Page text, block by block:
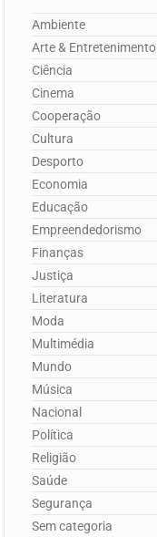
Ambiente
Arte & Entretenimento
Ciência
Cinema
Cooperação
Cultura
Desporto
Economia
Educação
Empreendedorismo
Finanças
Justiça
Literatura
Moda
Multimédia
Mundo
Música
Nacional
Política
Religião
Saúde
Segurança
Sem categoria